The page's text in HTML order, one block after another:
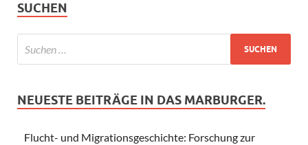
SUCHEN
NEUESTE BEITRÄGE IN DAS MARBURGER.
Flucht- und Migrationsgeschichte: Forschung zur